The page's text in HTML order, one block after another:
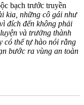
bạch trước truyền
kia, những cô gái như
đích đến không phải
và trưởng thành
có thể tự hào nói rằng
bước ra vùng an toàn